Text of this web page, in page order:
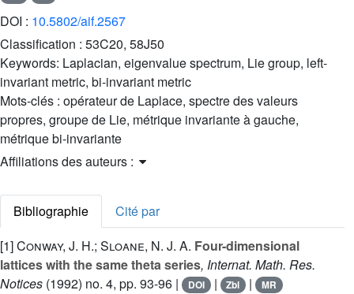
DOI : 10.5802/aif.2567
Classification : 53C20, 58J50
Keywords: Laplacian, eigenvalue spectrum, Lie group, left-
invariant metric, bi-invariant metric
Mots-clés : opérateur de Laplace, spectre des valeurs
propres, groupe de Lie, métrique invariante à gauche,
métrique bi-invariante
Affiliations des auteurs :
Bibliographie
Cité par
[1]Conway, J. H.; Sloane, N. J. A. Four-dimensional
lattices with the same theta series, Internat. Math. Res.
Notices (1992) no. 4, pp. 93-96 | DOI | Zbl | MR